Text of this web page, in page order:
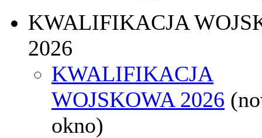
KWALIFIKACJA
2026
KWALIFIKACJA
WOJSKOWA 2026
okno)